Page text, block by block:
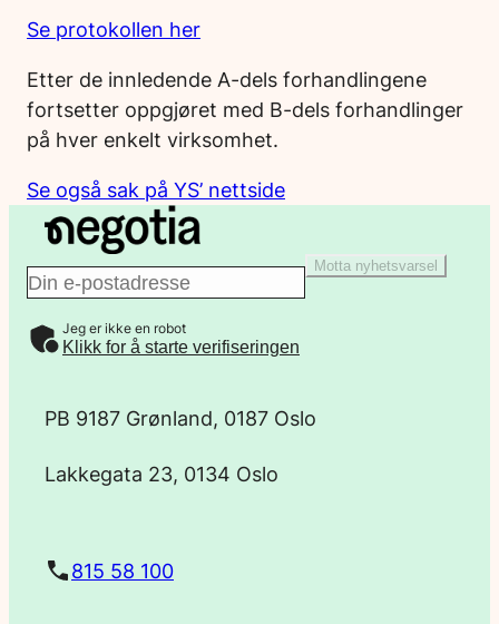
Se protokollen her
Etter de innledende A-dels forhandlingene
fortsetter oppgjøret med B-dels forhandlinger
på hver enkelt virksomhet.
Se også sak på YS’ nettside
E
-
Motta nyhetsvarsel
Jeg er ikke en robot
Klikk for å starte verifiseringen
PB 9187 Grønland, 0187 Oslo
Lakkegata 23, 0134 Oslo
815 58 100